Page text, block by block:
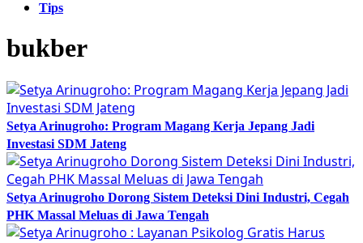
Tips
bukber
Setya Arinugroho: Program Magang Kerja Jepang Jadi
Investasi SDM Jateng
Setya Arinugroho Dorong Sistem Deteksi Dini Industri, Cegah
PHK Massal Meluas di Jawa Tengah